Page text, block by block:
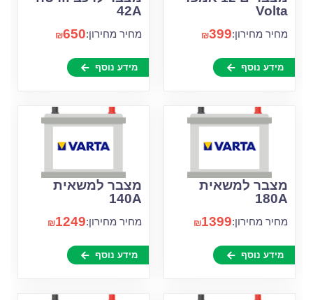
Volta
מחיר מחירון: ₪399
מידע נוסף
42A
מחיר מחירון: ₪650
מידע נוסף
מצבר למשאית
180A
מחיר מחירון: ₪1399
מידע נוסף
מצבר למשאית
140A
מחיר מחירון: ₪1249
מידע נוסף